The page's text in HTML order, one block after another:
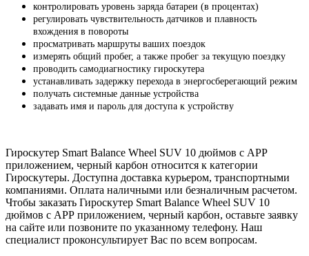
контролировать уровень заряда батареи (в процентах)
регулировать чувствительность датчиков и плавность
вхождения в повороты
просматривать маршруты ваших поездок
измерять общий пробег, а также пробег за текущую поездку
проводить самодиагностику гироскутера
устанавливать задержку перехода в энергосберегающий режим
получать системные данные устройства
задавать имя и пароль для доступа к устройству
Гироскутер Smart Balance Wheel SUV 10 дюймов c АРР
приложением, черный карбон относится к категории
Гироскутеры. Доступна доставка курьером, транспортными
компаниями. Оплата наличными или безналичным расчетом.
Чтобы заказать Гироскутер Smart Balance Wheel SUV 10
дюймов c АРР приложением, черный карбон, оставьте заявку
на сайте или позвоните по указанному телефону. Наш
специалист проконсультирует Вас по всем вопросам.